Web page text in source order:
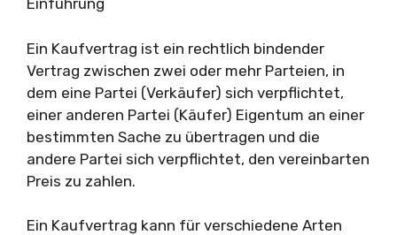
Einführung
Ein Kaufvertrag ist ein rechtlich bindender
Vertrag zwischen zwei oder mehr Parteien, in
dem eine Partei (Verkäufer) sich verpflichtet,
einer anderen Partei (Käufer) Eigentum an einer
bestimmten Sache zu übertragen und die
andere Partei sich verpflichtet, den vereinbarten
Preis zu zahlen.
Ein Kaufvertrag kann für verschiedene Arten